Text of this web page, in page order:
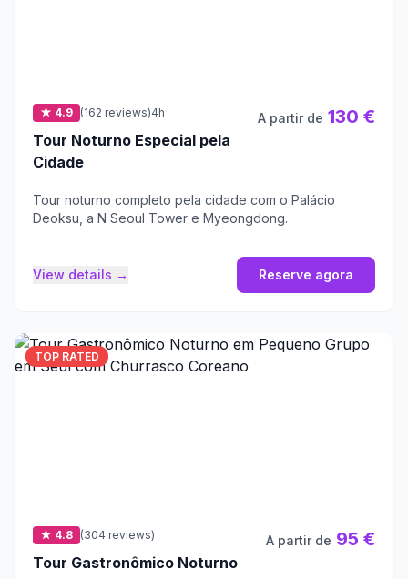
★ 4.9 (162 reviews)4h
Tour Noturno Especial pela
Cidade
A partir de 130 €
Tour noturno completo pela cidade com o Palácio
Deoksu, a N Seoul Tower e Myeongdong.
View details → Reserve agora
TOP RATED
★ 4.8 (304 reviews)
Tour Gastronômico Noturno
A partir de 95 €